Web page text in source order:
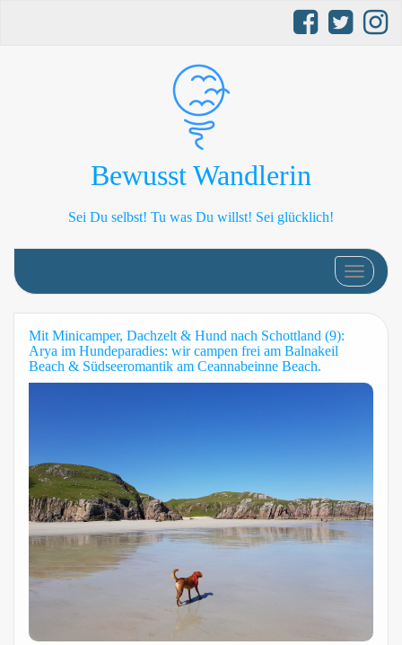
Bewusst Wandlerin
Sei Du selbst! Tu was Du willst! Sei glücklich!
Schalte
Mit Minicamper, Dachzelt & Hund nach Schottland (9):
Arya im Hundeparadies: wir campen frei am Balnakeil
Beach & Südseeromantik am Ceannabeinne Beach.